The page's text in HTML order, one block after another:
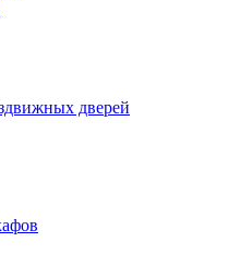
дверей